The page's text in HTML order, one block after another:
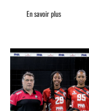
En savoir plus